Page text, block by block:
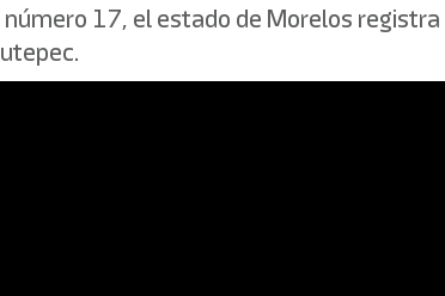
17, el estado de Morelos